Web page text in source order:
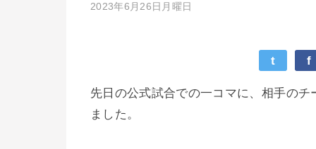
2023年6月26日月曜日
t f
先日の公式試合での一コマに、相手の
ました。